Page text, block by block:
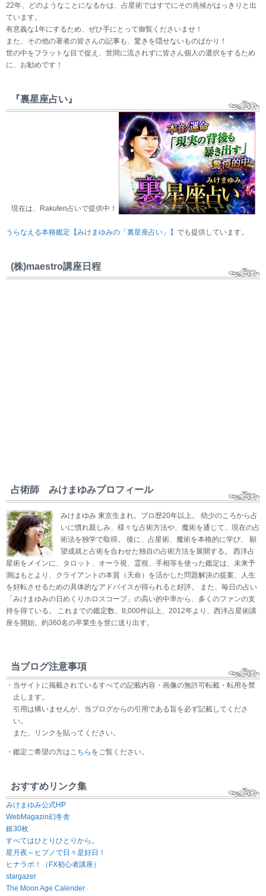
22年、どのようなことになるかは、占星術ではすでにその兆候がはっきりと出
ています。
有意義な1年にするため、ぜひ手にとって御覧くださいませ！
また、その他の著者の皆さんの記事も、驚きを隠せないものばかり！
世の中をフラットな目で捉え、世間に流されずに皆さん個人の選択をするため
に、お勧めです！
『裏星座占い』
現在は、Rakuten占いで提供中！
うらなえる本格鑑定【みけまゆみの「裏星座占い」】 でも提供しています。
(株)maestro講座日程
占術師 みけまゆみプロフィール
みけまゆみ 東京生まれ。プロ歴20年以上。 幼少のころから占
いに慣れ親しみ、様々な占術方法や、魔術を通じて、現在の占
術法を独学で取得。 後に、占星術、魔術を本格的に学び、 願
望成就と占術を合わせた独自の占術方法を展開する。 西洋占
星術をメインに、タロット、オーラ視、霊視、手相等を使った鑑定は、未来予
測はもとより、クライアントの本質（天命）を活かした問題解決の提案、人生
を好転させるための具体的なアドバイスが得られると好評。 また、毎日の占い
「みけまゆみの日めくりホロスコープ」の高い的中率から、多くのファンの支
持を得ている。 これまでの鑑定数、8,000件以上、2012年より、西洋占星術講
座を開始。約360名の卒業生を世に送り出す。
当ブログ注意事項
・当サイトに掲載されているすべての記載内容・画像の無許可転載・転用を禁
止します。
引用は構いませんが、当ブログからの引用である旨を必ず記載してくださ
い。
また、リンクを貼ってください。
・鑑定ご希望の方はこちら をご覧ください。
おすすめリンク集
みけまゆみ公式HP
WebMagazin幻冬舎
銀30枚
すべてはひとりひとりから。
星月夜～ヒプノで日々是好日！
ヒナラボ！（FX初心者講座）
stargazer
The Moon Age Calender